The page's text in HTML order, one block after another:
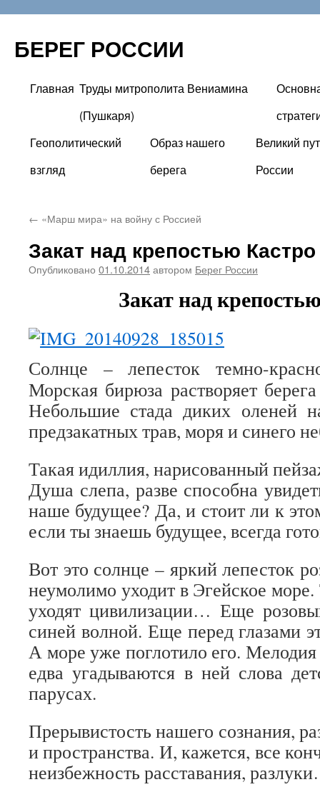
БЕРЕГ РОССИИ
Перейти
содержимому
Главная Труды митрополита Вениамина
(Пушкаря)
Геополитический
взгляд
Образ нашего
берега
Великий
России
← «Марш мира» на войну с Россией
Закат над крепостью Кастро
Опубликовано 01.10.2014автором Берег России
Закат над
Солнце – лепесток темно-
Морская бирюза растворяет
Небольшие стада диких оленей
предзакатных трав, моря и синего
Такая идиллия, нарисованный
Душа слепа, разве способна
наше будущее? Да, и стоит ли к
если ты знаешь будущее, всегда
Вот это солнце – яркий лепесток
неумолимо уходит в Эгейское
уходят цивилизации… Еще
синей волной. Еще перед глазами
А море уже поглотило его. Мелодия
едва угадываются в ней слова
парусах.
Прерывистость нашего сознания,
и пространства. И, кажется, все
неизбежность расставания,